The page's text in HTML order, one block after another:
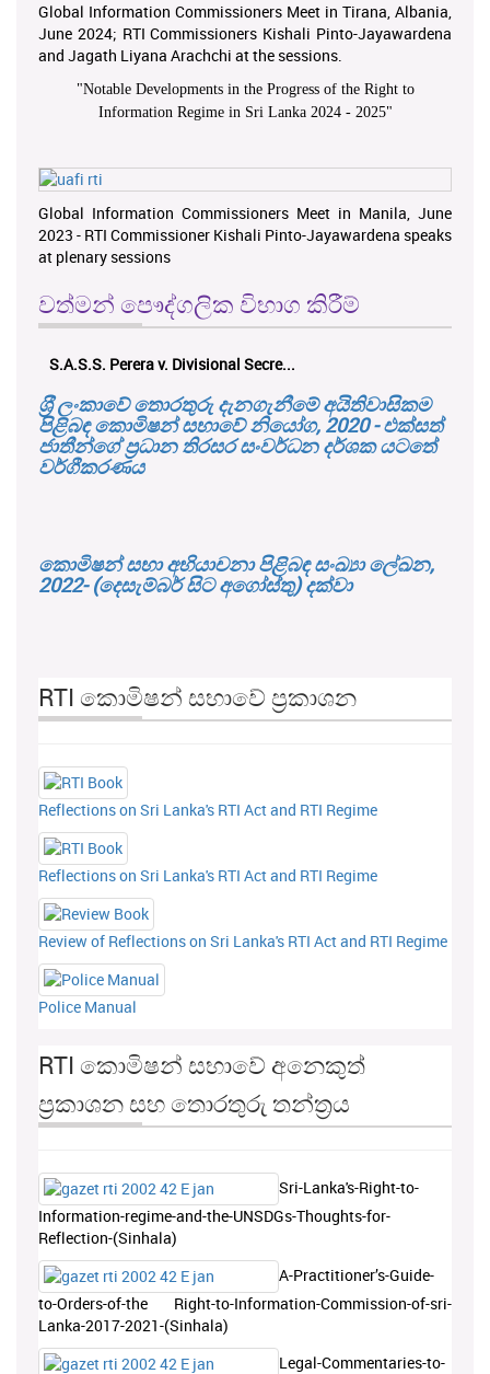
Global Information Commissioners Meet in Tirana, Albania,
June 2024; RTI Commissioners Kishali Pinto-Jayawardena
and Jagath Liyana Arachchi at the sessions.
"Notable Developments in the Progress of the Right to
Information Regime in Sri Lanka 2024 - 2025"
Global Information Commissioners Meet in Manila, June
2023 - RTI Commissioner Kishali Pinto-Jayawardena speaks
at plenary sessions
වත්මන් පෞද්ගලික විභාග කිරීම්
S.A.S.S. Perera v. Divisional Secre...
ශ‍්‍රී ලංකාවේ තොරතුරු දැනගැනීමේ අයිතිවාසිකම
පිළිබඳ කොමිෂන් සභාවේ නියෝග, 2020 - එක්සත්
ජාතීන්ගේ ප්‍රධාන තිරසර සංවර්ධන දර්ශක යටතේ
වර්ගීකරණය
කොමිෂන් සභා අභියාචනා පිළිබඳ සංඛ්‍යා ලේඛන,
2022- (දෙසැම්බර් සිට අගෝස්තු) දක්වා
RTI කොමිෂන් සභාවේ ප්‍රකාශන
Reflections on Sri Lanka's RTI Act and RTI Regime
Reflections on Sri Lanka's RTI Act and RTI Regime
Review of Reflections on Sri Lanka's RTI Act and RTI Regime
Police Manual
RTI කොමිෂන් සභාවේ අනෙකුත්
ප්‍රකාශන සහ තොරතුරු තන්ත්‍රය
Sri-Lanka's-Right-to-
Information-regime-and-the-UNSDGs-Thoughts-for-
Reflection-(Sinhala)
A-Practitioner’s-Guide-
to-Orders-of-the Right-to-Information-Commission-of-sri-
Lanka-2017-2021-(Sinhala)
Legal-Commentaries-to-